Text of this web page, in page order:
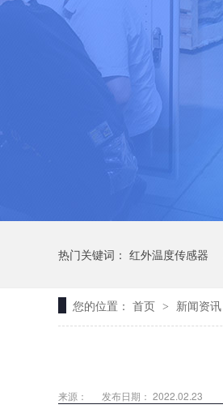
热门关键词： 红外温度传感器
您的位置： 首页 > 新闻资讯
来源： 发布日期： 2022.02.23